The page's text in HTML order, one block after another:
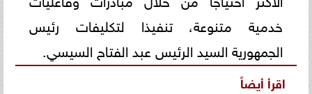
خدمية متنوعة، تنفيذا لتكليفات رئيس
الجمهورية السيد الرئيس عبد الفتاح السيسي.
اقرأ أيضاً